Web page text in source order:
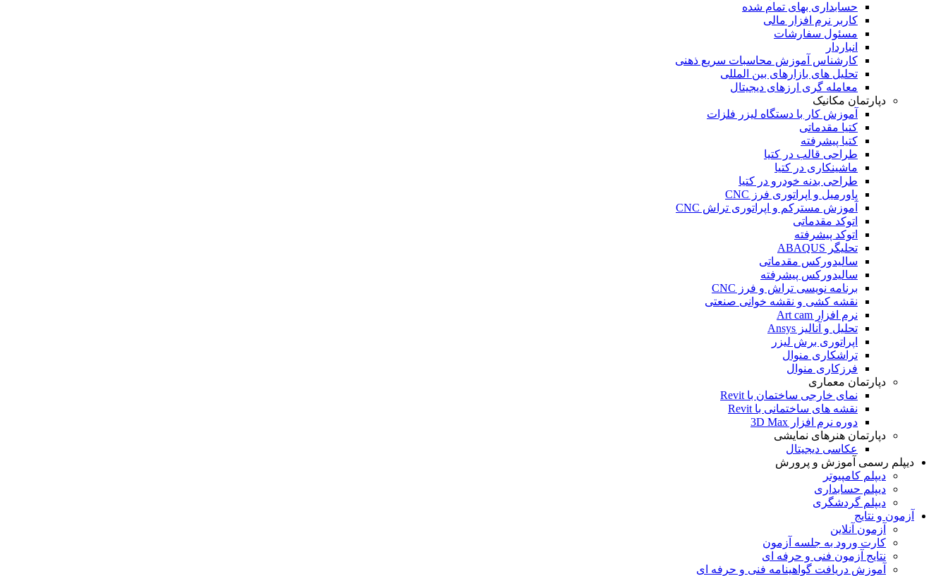
حسابداری بهای تمام شده
کاربر نرم افزار مالی
مسئول سفارشات
انباردار
کارشناس آموزش محاسبات سریع ذهنی
تحلیل های بازارهای بین المللی
معامله گری ارزهای دیجیتال
دپارتمان مکانیک
آموزش کار با دستگاه لیزر فلزات
کتیا مقدماتی
کتیا پیشرفته
طراحی قالب در کتیا
ماشینکاری در کتیا
طراحی بدنه خودرو در کتیا
پاورمیل و اپراتوری فرز CNC
آموزش مسترکم و اپراتوری تراش CNC
اتوکد مقدماتی
اتوکد پیشرفته
تحلیگر ABAQUS
سالیدورکس مقدماتی
سالیدورکس پیشرفته
برنامه نویسی تراش و فرز CNC
نقشه کشی و نقشه خوانی صنعتی
نرم افزار Art cam
تحلیل و آنالیز Ansys
اپراتوری برش لیزر
تراشکاری منوال
فرزکاری منوال
دپارتمان معماری
نمای خارجی ساختمان با Revit
نقشه های ساختمانی با Revit
دوره نرم افزار 3D Max
دپارتمان هنرهای نمایشی
عکاسی دیجیتال
دیپلم رسمی آموزش و پرورش
دیپلم کامپیوتر
دیپلم حسابداری
دیپلم گردشگری
آزمون و نتایج
آزمون آنلاین
کارت ورود به جلسه آزمون
نتایج آزمون فنی و حرفه ای
آموزش دریافت گواهینامه فنی و حرفه ای